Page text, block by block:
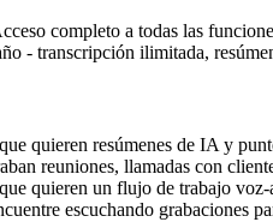
completo a todas las
- transcripción ilimitada,
quieren resúmenes de IA y
reuniones, llamadas con
quieren un flujo de trabajo voz-
escuchando grabaciones